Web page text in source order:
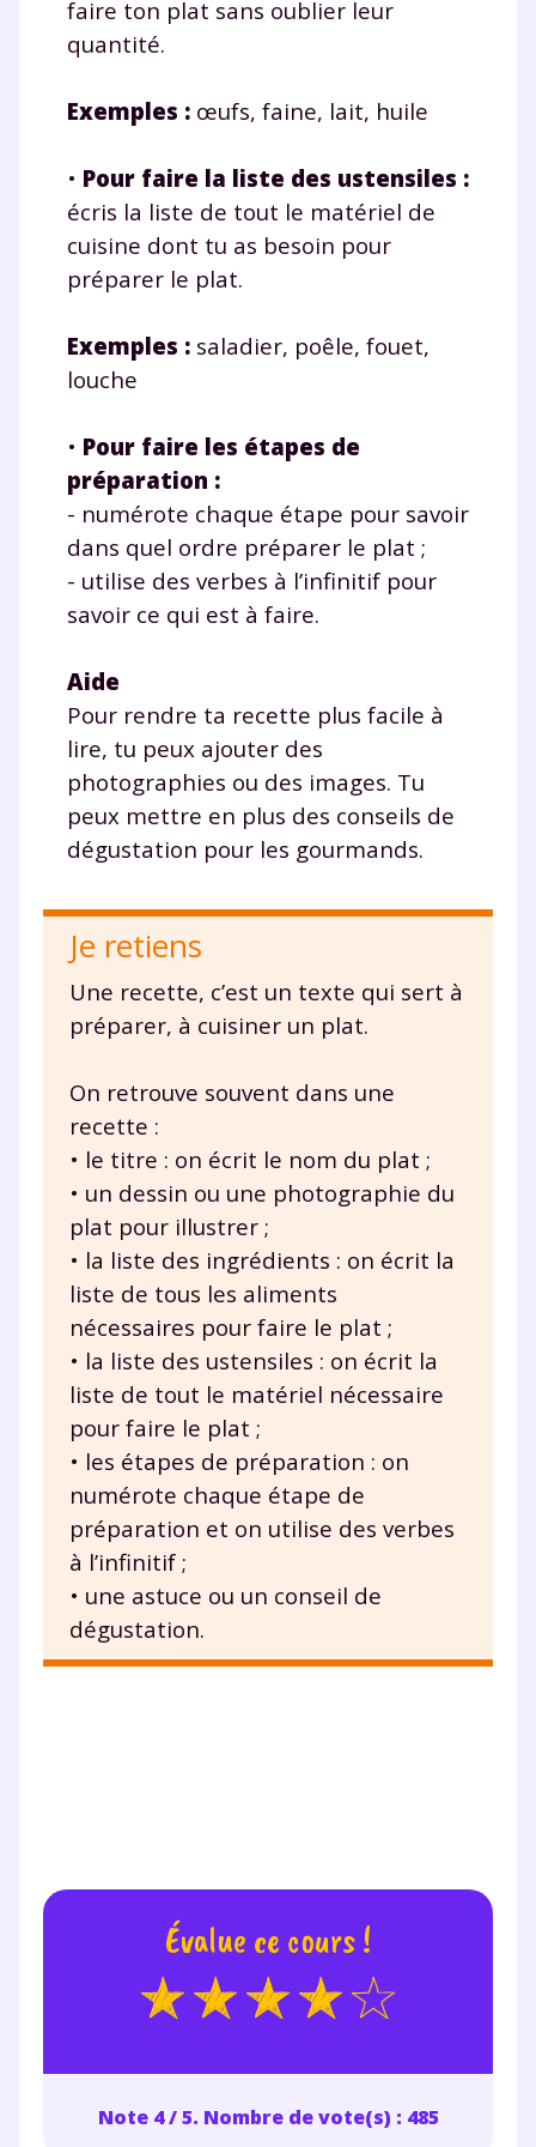
faire ton plat sans oublier leur
quantité.
Exemples : œufs, faine, lait, huile
• Pour faire la liste des ustensiles :
écris la liste de tout le matériel de
cuisine dont tu as besoin pour
préparer le plat.
Exemples : saladier, poêle, fouet,
louche
• Pour faire les étapes de
préparation :
- numérote chaque étape pour savoir
dans quel ordre préparer le plat ;
- utilise des verbes à l’infinitif pour
savoir ce qui est à faire.
Aide
Pour rendre ta recette plus facile à
lire, tu peux ajouter des
photographies ou des images. Tu
peux mettre en plus des conseils de
dégustation pour les gourmands.
Je retiens
Une recette, c’est un texte qui sert à
préparer, à cuisiner un plat.
On retrouve souvent dans une
recette :
• le titre : on écrit le nom du plat ;
• un dessin ou une photographie du
plat pour illustrer ;
• la liste des ingrédients : on écrit la
liste de tous les aliments
nécessaires pour faire le plat ;
• la liste des ustensiles : on écrit la
liste de tout le matériel nécessaire
pour faire le plat ;
• les étapes de préparation : on
numérote chaque étape de
préparation et on utilise des verbes
à l’infinitif ;
• une astuce ou un conseil de
dégustation.
Évalue ce cours !
Note 4 / 5. Nombre de vote(s) : 485
Envie de progresser
et de réussir votre
année scolaire ?
Testez gratuitement
pendant 24h notre
suivre les progrès
Tout le programme scolaire du CP à
la Terminale
Des profs expérimentés disponibles
à la demande par tchat, audio ou